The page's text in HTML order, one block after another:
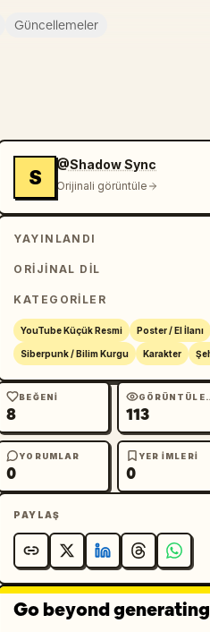
Güncellemeler
S
@Shadow Sync
Orijinali görüntüle
YAYINLANDI
ORIJINAL DIL
KATEGORILER
YouTube Küçük Resmi Poster / El İlanı
Siberpunk / Bilim Kurgu Karakter
BEĞENI
8 113
YORUMLAR
0
YER IMLERI
0
PAYLAŞ
Go beyond